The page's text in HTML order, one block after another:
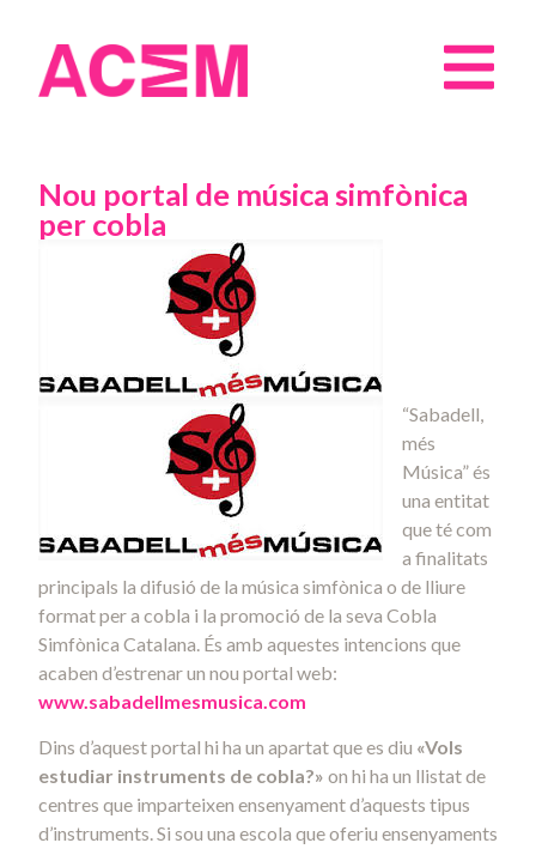
Nou portal de música simfònica
per cobla
“Sabadell,
més
Música” és
una entitat
que té com
a finalitats
principals la difusió de la música simfònica o de lliure
format per a cobla i la promoció de la seva Cobla
Simfònica Catalana. És amb aquestes intencions que
acaben d’estrenar un nou portal web:
www.sabadellmesmusica.com
Dins d’aquest portal hi ha un apartat que es diu «Vols
estudiar instruments de cobla?» on hi ha un llistat de
centres que imparteixen ensenyament d’aquests tipus
d’instruments. Si sou una escola que oferiu ensenyaments